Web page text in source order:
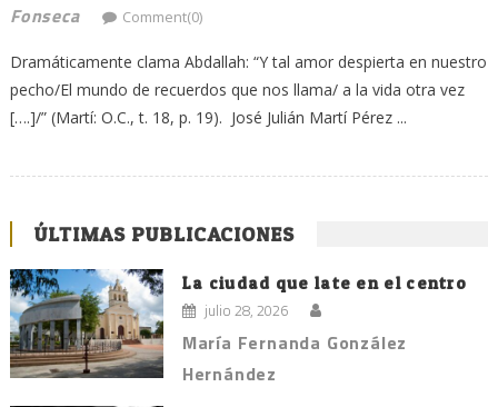
Fonseca
Comment(0)
Dramáticamente clama Abdallah: “Y tal amor despierta en nuestro
pecho/El mundo de recuerdos que nos llama/ a la vida otra vez
[….]/” (Martí: O.C., t. 18, p. 19). José Julián Martí Pérez ...
ÚLTIMAS PUBLICACIONES
La ciudad que late en el centro
julio 28, 2026
María Fernanda González
Hernández